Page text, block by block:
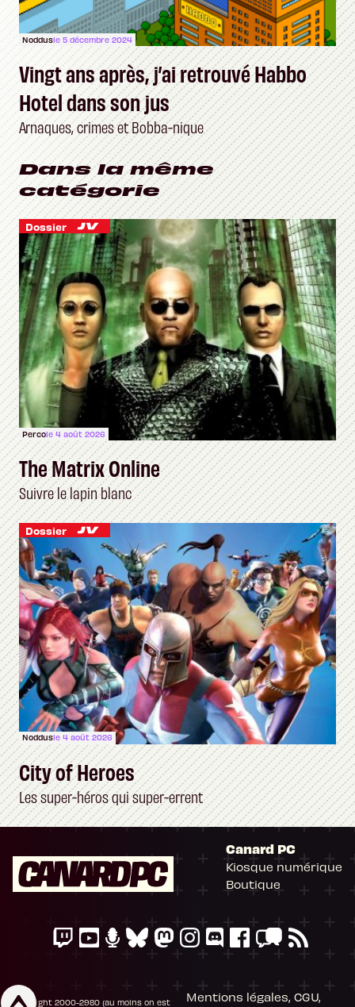
Noddusle 5 décembre 2024
Vingt ans après, j’ai retrouvé Habbo
Hotel dans son jus
Arnaques, crimes et Bobba-nique
Dans la même
catégorie
Dossier
Percole 4 août 2026
The Matrix Online
Suivre le lapin blanc
Dossier
Noddusle 4 août 2026
City of Heroes
Les super-héros qui super-errent
Canard PC
Kiosque numérique
Boutique
Copyright 2000-2980 (au moins on est
Mentions légales, CGU,